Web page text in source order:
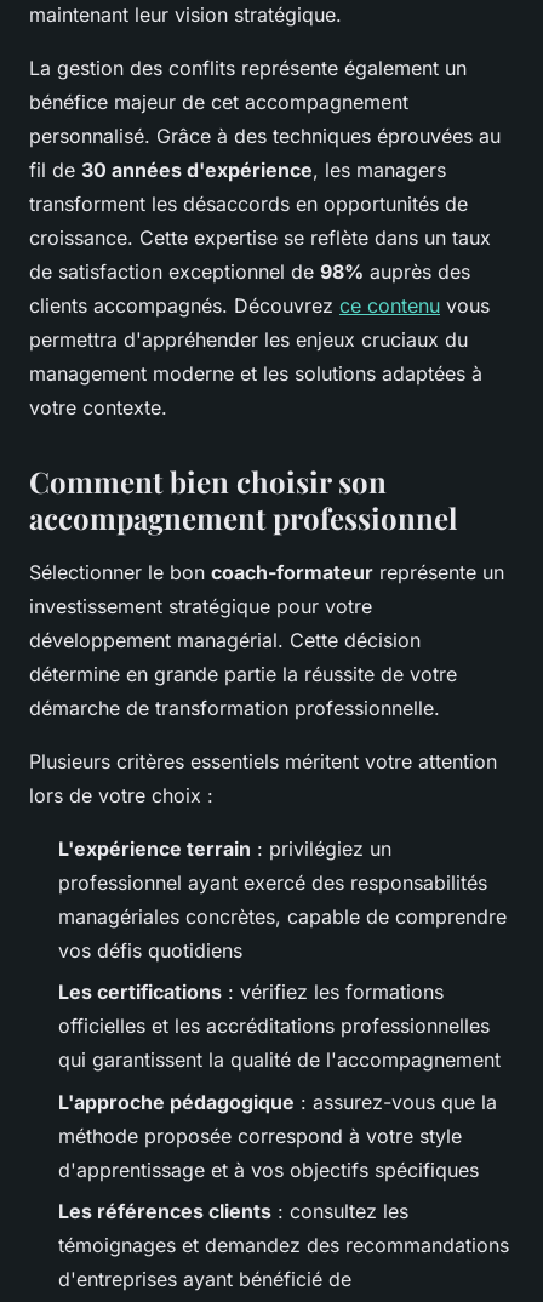
maintenant leur vision stratégique.
La gestion des conflits représente également un
bénéfice majeur de cet accompagnement
personnalisé. Grâce à des techniques éprouvées au
fil de 30 années d'expérience, les managers
transforment les désaccords en opportunités de
croissance. Cette expertise se reflète dans un taux
de satisfaction exceptionnel de 98% auprès des
clients accompagnés. Découvrez ce contenu vous
permettra d'appréhender les enjeux cruciaux du
management moderne et les solutions adaptées à
votre contexte.
Comment bien choisir son
accompagnement professionnel
Sélectionner le bon coach-formateur représente un
investissement stratégique pour votre
développement managérial. Cette décision
détermine en grande partie la réussite de votre
démarche de transformation professionnelle.
Plusieurs critères essentiels méritent votre attention
lors de votre choix :
L'expérience terrain : privilégiez un
professionnel ayant exercé des responsabilités
managériales concrètes, capable de comprendre
vos défis quotidiens
Les certifications : vérifiez les formations
officielles et les accréditations professionnelles
qui garantissent la qualité de l'accompagnement
L'approche pédagogique : assurez-vous que la
méthode proposée correspond à votre style
d'apprentissage et à vos objectifs spécifiques
Les références clients : consultez les
témoignages et demandez des recommandations
d'entreprises ayant bénéficié de